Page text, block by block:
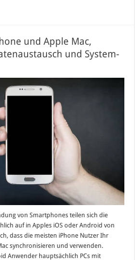
und Apple Mac,
und System-
von Smartphones teilen sich die
auf in Apples iOS oder Android von
dass die meisten iPhone Nutzer Ihr
synchronisieren und verwenden.
Anwender hauptsächlich PCs mit